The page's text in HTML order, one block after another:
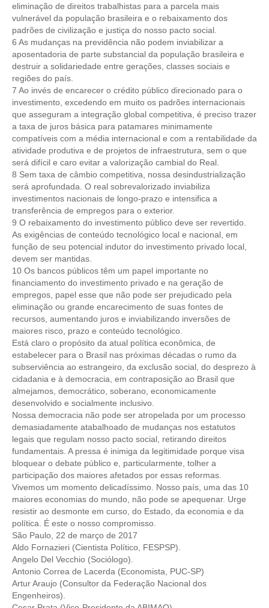
PLANO DE SAÚDE
SEESPPREV
CONSÓRCIOS
CAMPANHAS SALARIAIS
COMUNICAÇÃO
PALAVRA DO MURILO
NOTÍCIAS
CONTEÚDO ESPECIAL
JORNAL DO ENGENHEIRO
AGENDA
SEESP NOTÍCIAS
NOTÍCIAS NO WHATSAPP
PUBLICAÇÕES
PUBLICIDADE
MANUAL DE REDAÇÃO
RELEASES
CONTATO
CADASTRO
ASSOCIE-SE
ATUALIZAÇÃO CADASTRAL
NÚCLEO JOVEM
eliminação de direitos trabalhistas para a parcela mais
vulnerável da população brasileira e o rebaixamento dos
padrões de civilização e justiça do nosso pacto social.
6 ​As mudanças na previdência não podem inviabilizar a
aposentadoria de parte substancial da população brasileira e
destruir a solidariedade entre gerações, classes sociais e
regiões do país.
7 ​Ao invés de encarecer o crédito público direcionado para o
investimento, excedendo em muito os padrões internacionais
que asseguram a integração global competitiva, é preciso trazer
a taxa de juros básica para patamares minimamente
compatíveis com a média internacional e com a rentabilidade da
atividade produtiva e de projetos de infraestrutura, sem o que
será difícil e caro evitar a valorização cambial do Real.
8 Sem taxa de câmbio competitiva, nossa desindustrialização
será aprofundada. O real sobrevalorizado inviabiliza
investimentos nacionais de longo-prazo e intensifica a
transferência de empregos para o exterior.
9 ​O rebaixamento do investimento público deve ser revertido.
As exigências de conteúdo tecnológico local e nacional, em
função de seu potencial indutor do investimento privado local,
devem ser mantidas.
10 ​Os bancos públicos têm um papel importante no
financiamento do investimento privado e na geração de
empregos, papel esse que não pode ser prejudicado pela
eliminação ou grande encarecimento de suas fontes de
recursos, aumentando juros e inviabilizando inversões de
maiores risco, prazo e conteúdo tecnológico.
Está claro o propósito da atual política econômica, de
estabelecer para o Brasil nas próximas décadas o rumo da
subserviência ao estrangeiro, da exclusão social, do desprezo à
cidadania e à democracia, em contraposição ao Brasil que
almejamos, democrático, soberano, economicamente
desenvolvido e socialmente inclusivo.
Nossa democracia não pode ser atropelada por um processo
demasiadamente atabalhoado de mudanças nos estatutos
legais que regulam nosso pacto social, retirando direitos
fundamentais. A pressa é inimiga da legitimidade porque visa
bloquear o debate público e, particularmente, tolher a
participação dos maiores afetados por essas reformas.
​Vivemos um momento delicadíssimo. Nosso país, uma das 10
maiores economias do mundo, não pode se apequenar. Urge
resistir ao desmonte em curso, do Estado, da economia e da
política. É este o nosso compromisso.
São Paulo, 22 de março de 2017
Aldo Fornazieri (Cientista Político, FESPSP).
Angelo Del Vecchio (Sociólogo).
Antonio Correa de Lacerda (Economista, PUC-SP)
Artur Araujo (Consultor da Federação Nacional dos
Engenheiros).